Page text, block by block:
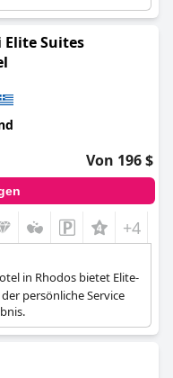
einladende Atmosphäre
Elite Suites
Von 196 $
+4
in Rhodos bietet Elite-
persönliche Service